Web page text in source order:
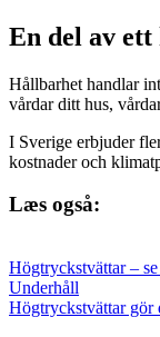
En del av
Hållbarhet handlar
vårdar ditt hus,
I Sverige erbjuder
kostnader och
Læs også:
Högtryckstvättar –
Underhåll
Högtryckstvättar gör